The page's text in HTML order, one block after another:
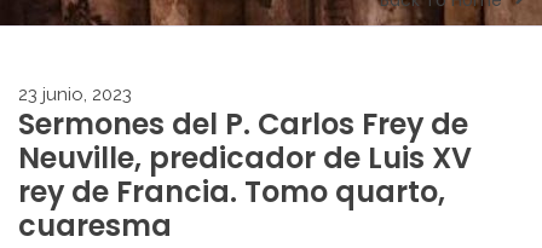
23 junio, 2023
Sermones del P. Carlos Frey de
Neuville, predicador de Luis XV
rey de Francia. Tomo quarto,
cuaresma